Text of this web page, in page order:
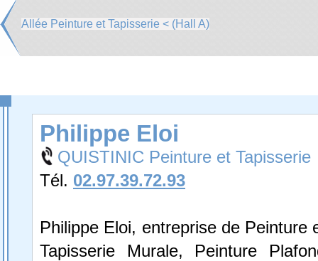
Allée Peinture et Tapisserie < (Hall A)
Philippe Eloi
QUISTINIC Peinture et Tapisserie
Tél. 02.97.39.72.93
Philippe Eloi, entreprise de Peinture
Tapisserie Murale, Peinture